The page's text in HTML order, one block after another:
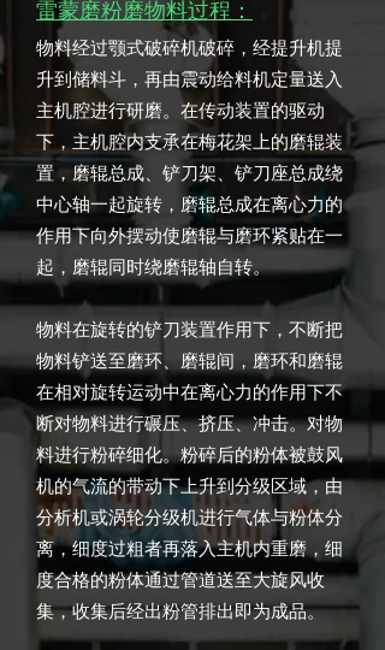
雷蒙磨粉磨物料过程：
物料经过颚式破碎机破碎，经提升机提
升到储料斗，再由震动给料机定量送入
主机腔进行研磨。在传动装置的驱动
下，主机腔内支承在梅花架上的磨辊装
置，磨辊总成、铲刀架、铲刀座总成绕
中心轴一起旋转，磨辊总成在离心力的
作用下向外摆动使磨辊与磨环紧贴在一
起，磨辊同时绕磨辊轴自转。
物料在旋转的铲刀装置作用下，不断把
物料铲送至磨环、磨辊间，磨环和磨辊
在相对旋转运动中在离心力的作用下不
断对物料进行碾压、挤压、冲击。对物
料进行粉碎细化。粉碎后的粉体被鼓风
机的气流的带动下上升到分级区域，由
分析机或涡轮分级机进行气体与粉体分
离，细度过粗者再落入主机内重磨，细
度合格的粉体通过管道送至大旋风收
集，收集后经出粉管排出即为成品。